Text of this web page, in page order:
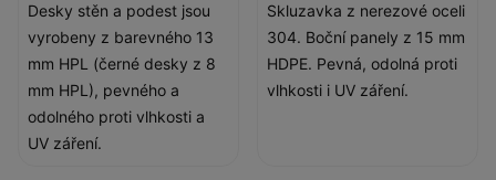
Desky stěn a podest jsou
vyrobeny z barevného 13
mm HPL (černé desky z 8
mm HPL), pevného a
odolného proti vlhkosti a
UV záření.
Skluzavka z nerezové oceli
304. Boční panely z 15 mm
HDPE. Pevná, odolná proti
vlhkosti i UV záření.